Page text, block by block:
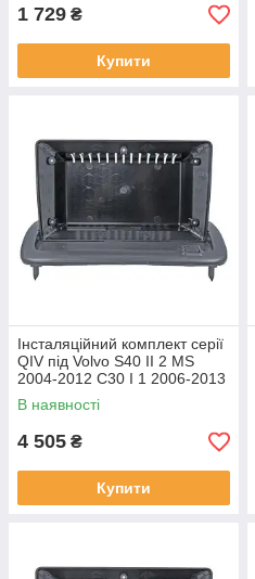
1 729 ₴
Купити
Інсталяційний комплект серії
QIV під Volvo S40 II 2 MS
2004-2012 C30 I 1 2006-2013
C70 II 2 2005-2013 (W1) 9
В наявності
4 505 ₴
Купити